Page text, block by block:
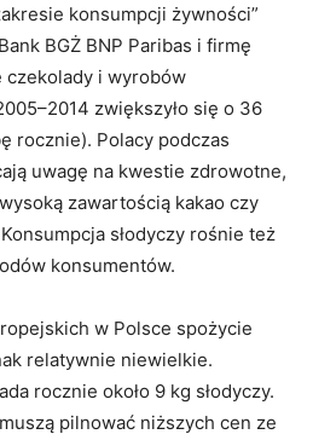
konsumpcji żywności”
BGŻ BNP Paribas i firmę
czekolady i wyrobów
zwiększyło się o 36
rocznie). Polacy podczas
uwagę na kwestie zdrowotne,
zawartością kakao czy
słodyczy rośnie też
konsumentów.
w Polsce spożycie
relatywnie niewielkie.
rocznie około 9 kg słodyczy.
pilnować niższych cen ze